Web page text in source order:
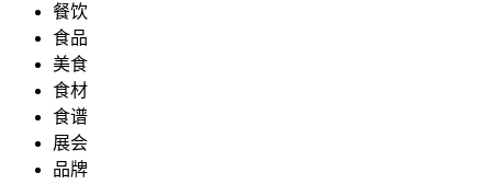
餐饮
食品
美食
食材
食谱
展会
品牌